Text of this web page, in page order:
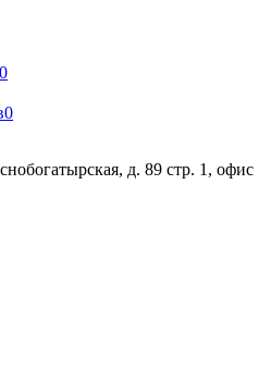
0
0
д. 89 стр. 1, офис